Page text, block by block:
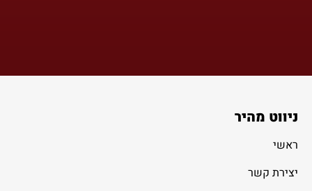
ניווט מהיר
ראשי
יצירת קשר